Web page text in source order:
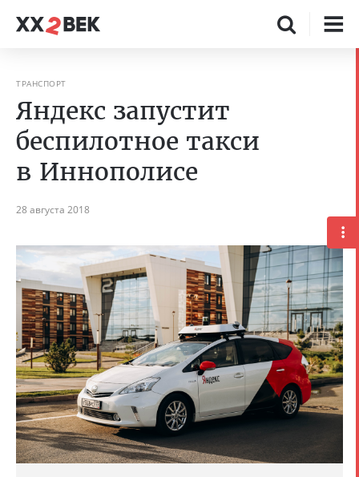
ТРАНСПОРТ
Яндекс запустит
беспилотное такси
в Иннополисе
28 августа 2018